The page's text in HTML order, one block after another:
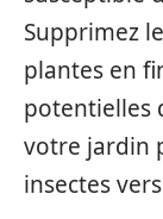
Supprimez
plantes en
potentielles
votre jardin
insectes